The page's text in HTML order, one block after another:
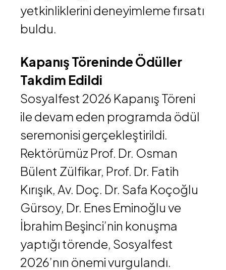
yetkinliklerini deneyimleme fırsatı
buldu.
Kapanış Töreninde Ödüller
Takdim Edildi
Sosyalfest 2026 Kapanış Töreni
ile devam eden programda ödül
seremonisi gerçekleştirildi.
Rektörümüz Prof. Dr. Osman
Bülent Zülfikar, Prof. Dr. Fatih
Kırışık, Av. Doç. Dr. Safa Koçoğlu
Gürsoy, Dr. Enes Eminoğlu ve
İbrahim Beşinci’nin konuşma
yaptığı törende, Sosyalfest
2026’nın önemi vurgulandı.